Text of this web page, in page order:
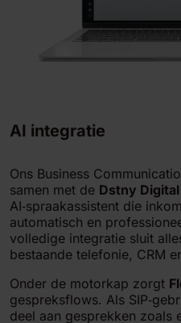
AI integratie
Ons Business
samen met de Dstny
AI‑spraakassistent die
automatisch en
volledige integratie sluit
bestaande telefonie, CRM
Onder de motorkap zorgt
gespreksflows. Als
deel aan gesprekken zoals